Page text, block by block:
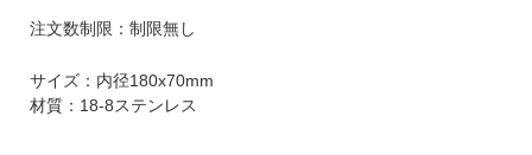
注文数制限：制限無し
サイズ：内径180x70mm
材質：18-8ステンレス